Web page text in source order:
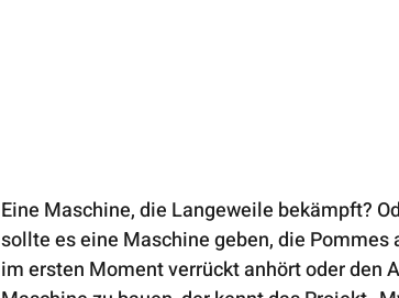
Eine Maschine, die Langeweile bekämpft?
sollte es eine Maschine geben, die
im ersten Moment verrückt anhört oder den